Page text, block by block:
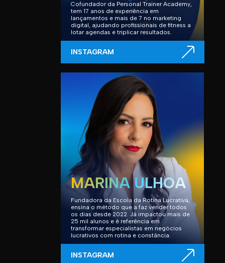
Cofundador da Personal Trainer Academy,
tem 17 anos de experiência em
lançamentos e mais de 7 no marketing
digital, ajudando profissionais de fitness a
lotar agendas e triplicar resultados.
INSTAGRAM
MARINA ULHOA
Fundadora da Escola da Rotina Lucrativa,
ensina o método que a faz vender todos
os dias desde 2022. Já impactou mais de
25 mil alunos e é referência em
transformar especialistas em negócios
lucrativos com rotina e constância.
INSTAGRAM